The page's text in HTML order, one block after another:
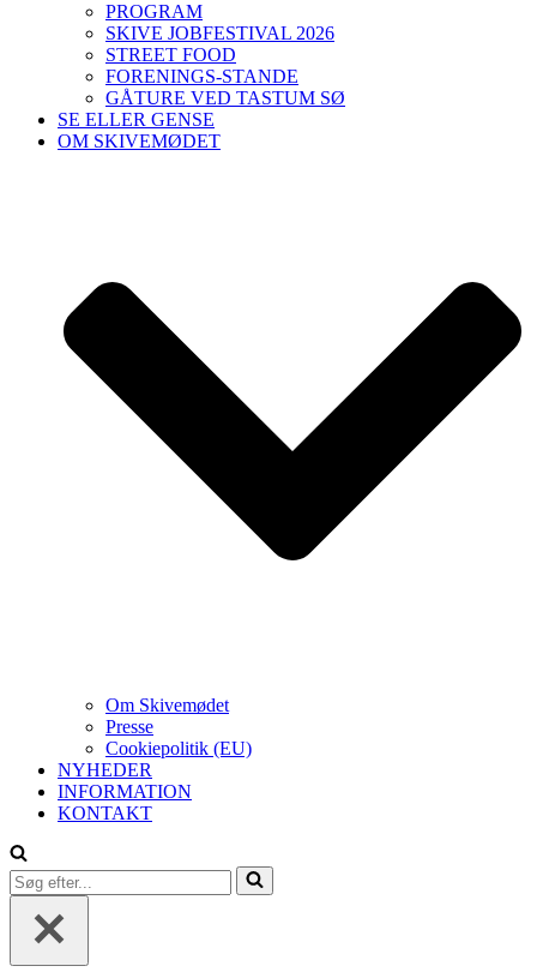
PROGRAM
SKIVE JOBFESTIVAL 2026
STREET FOOD
FORENINGS-STANDE
GÅTURE VED TASTUM SØ
SE ELLER GENSE
OM SKIVEMØDET
Om Skivemødet
Presse
Cookiepolitik (EU)
NYHEDER
INFORMATION
KONTAKT
Søg
efter...